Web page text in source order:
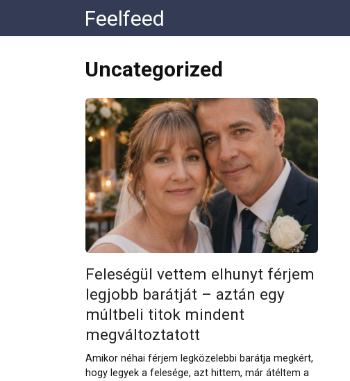
контенту
Feelfeed
Uncategorized
Feleségül vettem elhunyt férjem
legjobb barátját – aztán egy
múltbeli titok mindent
megváltoztatott
Amikor néhai férjem legközelebbi barátja megkért,
hogy legyek a felesége, azt hittem, már átéltem a